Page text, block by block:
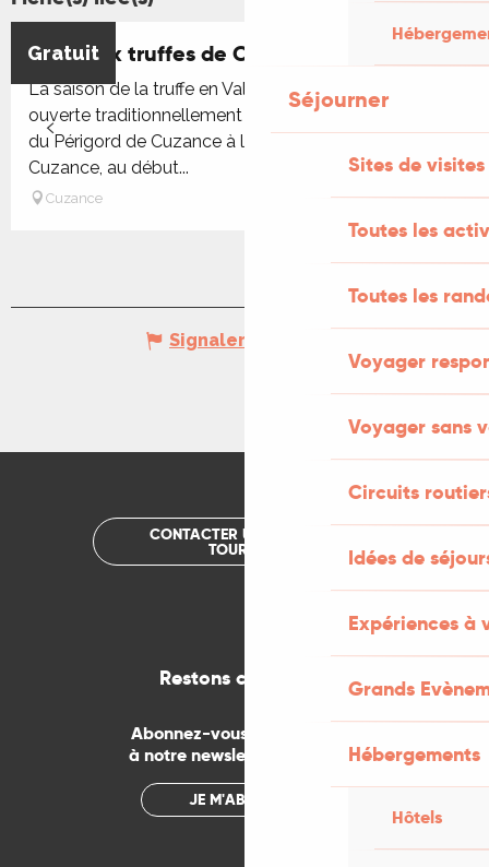
Séjourner
Sites de visites
Toutes les
Toutes les
Voyager
Voyager sans
Circuits
Idées de
Expériences à
Grands
Hébergements
Hôtels
Gratuit
Foire aux truffes de Cuzance
La saison de la truffe en Vallée de la Dordogne est
ouverte traditionnellement lors de la foire aux truffes
du Périgord de Cuzance à la Maison de la Truffe A
Cuzance, au début...
Cuzance
Signaler une erreur
CONTACTER UN OFFICE DE
TOURISME
Restons connectés
Abonnez-vous gratuitement
à notre newsletter mensuelle
JE M'ABONNE